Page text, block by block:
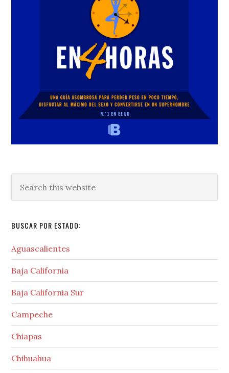
this
BUSCAR POR ESTADO:
Aguascalientes
Baja California
Baja California Sur
Campeche
Chiapas
Chihuahua